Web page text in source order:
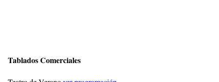
Tablados Comerciales